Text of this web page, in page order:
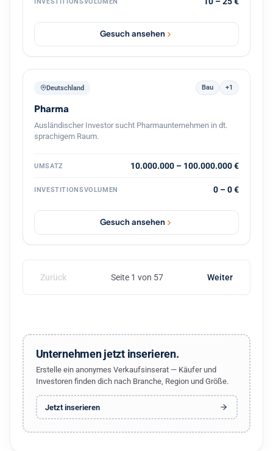
Management und mit Kontinuität für die Belegschaft.
Gesuch ansehen
Deutschland Bau +1
Pharma
Ausländischer Investor sucht Pharmaunternehmen in dt.
sprachigem Raum.
UMSATZ 10.000.000 – 100.000.000 €
INVESTITIONSVOLUMEN 0 – 0 €
Gesuch ansehen
Zurück Seite 1 von 57 Weiter
Unternehmen jetzt inserieren.
Erstelle ein anonymes Verkaufsinserat — Käufer und
Investoren finden dich nach Branche, Region und Größe.
Jetzt inserieren